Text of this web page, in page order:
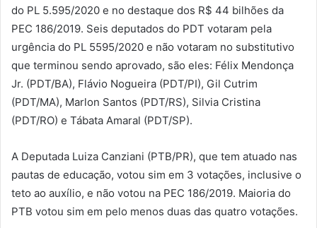
do PL 5.595/2020 e no destaque dos R$ 44 bilhões da
PEC 186/2019. Seis deputados do PDT votaram pela
urgência do PL 5595/2020 e não votaram no substitutivo
que terminou sendo aprovado, são eles: Félix Mendonça
Jr. (PDT/BA), Flávio Nogueira (PDT/PI), Gil Cutrim
(PDT/MA), Marlon Santos (PDT/RS), Silvia Cristina
(PDT/RO) e Tábata Amaral (PDT/SP).
A Deputada Luiza Canziani (PTB/PR), que tem atuado nas
pautas de educação, votou sim em 3 votações, inclusive o
teto ao auxílio, e não votou na PEC 186/2019. Maioria do
PTB votou sim em pelo menos duas das quatro votações.